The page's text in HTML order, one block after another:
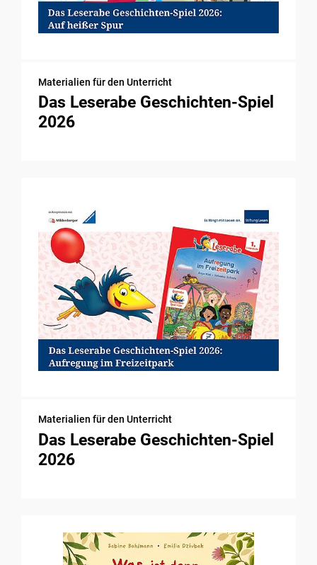
Materialien für den Unterricht
Das Leserabe Geschichten-Spiel
2026
Materialien für den Unterricht
Das Leserabe Geschichten-Spiel
2026